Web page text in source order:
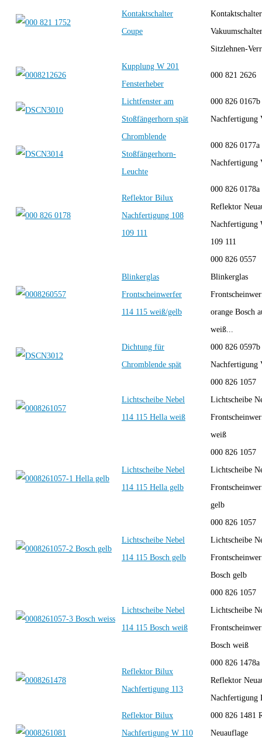
Kontaktschalter
Coupe
Sitzlehnen-
Kupplung W 201
Fensterheber
000 821 2626
Lichtfenster am
Stoßfängerhorn spät
000 826 0167b
Nachfertigung
Chromblende
Stoßfängerhorn-
Leuchte
000 826 0177a
Nachfertigung
Reflektor Bilux
Nachfertigung 108
109 111
000 826 0178a
Reflektor
Nachfertigung
109 111
Blinkerglas
Frontscheinwerfer
114 115 weiß/gelb
000 826 0557
Blinkerglas
orange Bosch
weiß...
Dichtung für
Chromblende spät
000 826 0597b
Nachfertigung
Lichtscheibe Nebel
114 115 Hella weiß
000 826 1057
Lichtscheibe
weiß
Lichtscheibe Nebel
114 115 Hella gelb
000 826 1057
Lichtscheibe
gelb
Lichtscheibe Nebel
114 115 Bosch gelb
000 826 1057
Lichtscheibe
Bosch gelb
Lichtscheibe Nebel
114 115 Bosch weiß
000 826 1057
Lichtscheibe
Bosch weiß
Reflektor Bilux
Nachfertigung 113
000 826 1478a
Reflektor
Reflektor Bilux
Nachfertigung W 110
000 826 1481
Neuauflage